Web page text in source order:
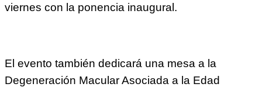
viernes con la ponencia inaugural.
El evento también dedicará una mesa a la
Degeneración Macular Asociada a la Edad